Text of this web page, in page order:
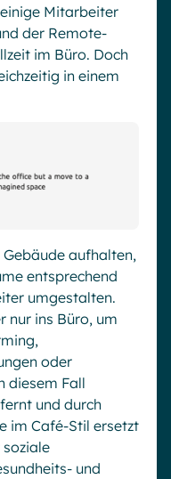
Mitarbeiter
der Remote-
im Büro. Doch
in einem
aufhalten,
entsprechend
umgestalten.
nur ins Büro, um
oder
diesem Fall
und durch
im Café-Stil ersetzt
soziale
und